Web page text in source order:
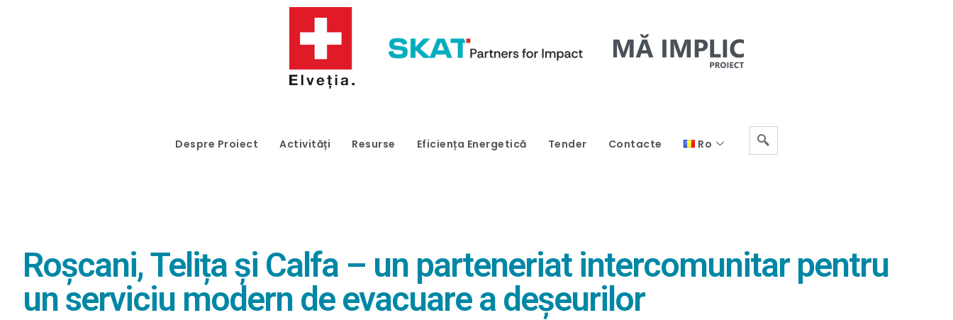
Despre Proiect Activități Resurse Eficiența Energetică Tender Contacte Ro
Roșcani, Telița și Calfa – un parteneriat intercomunitar pentru
un serviciu modern de evacuare a deșeurilor